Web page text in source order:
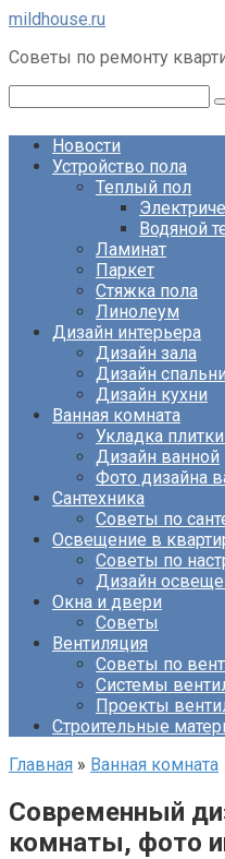
Перейти
контенту
mildhouse.ru
Советы по ремонту
Новости
Устройство пола
Теплый пол
Водяной
Ламинат
Паркет
Стяжка пола
Линолеум
Дизайн интерьера
Дизайн зала
Дизайн спальни
Дизайн кухни
Ванная комната
Укладка
Дизайн ванной
Фото дизайна
Сантехника
Советы по
Освещение в
Советы по
Дизайн
Окна и двери
Советы
Вентиляция
Советы по
Системы
Проекты
Строительные
Главная » Ванная комната
Современный
комнаты, фото